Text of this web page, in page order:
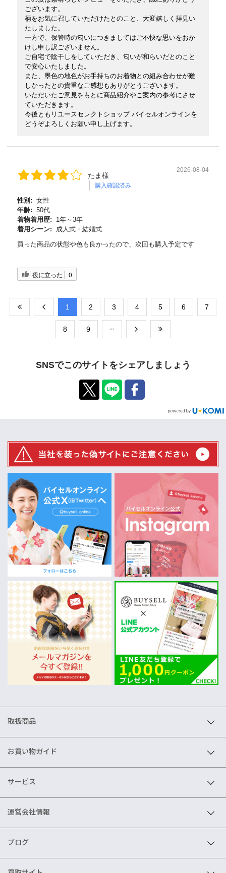
ございます。
柄をお気に召していただけたとのこと、大変嬉しく拝見い
たしました。
一方で、保管時の匂いにつきましてはご不快な思いをおか
けし申し訳ございません。
ご自宅で陰干しをしていただき、匂いが和らいだとのこと
で安心いたしました。
また、墨色の地色がお手持ちのお着物との組み合わせが難
しかったとの貴重なご感想もありがとうございます。
いただいたご意見をもとに商品紹介やご案内の参考にさせ
ていただきます。
今後ともリユースセレクトショップ バイセルオンラインを
どうぞよろしくお願い申し上げます。
たま様
購入確認済み
2026-08-04
性別: 女性
年齢: 50代
着物着用歴:
1年～3年
着用シーン:
成人式・結婚式
買った商品の状態や色も良かったので、次回も購入予定です
役に立った 0
​1 ​2 ​3 ​4 ​5 ​6 ​7
​8 ​9
SNSでこのサイトをシェアしましょう
取扱商品
お買い物ガイド
サービス
運営会社情報
ブログ